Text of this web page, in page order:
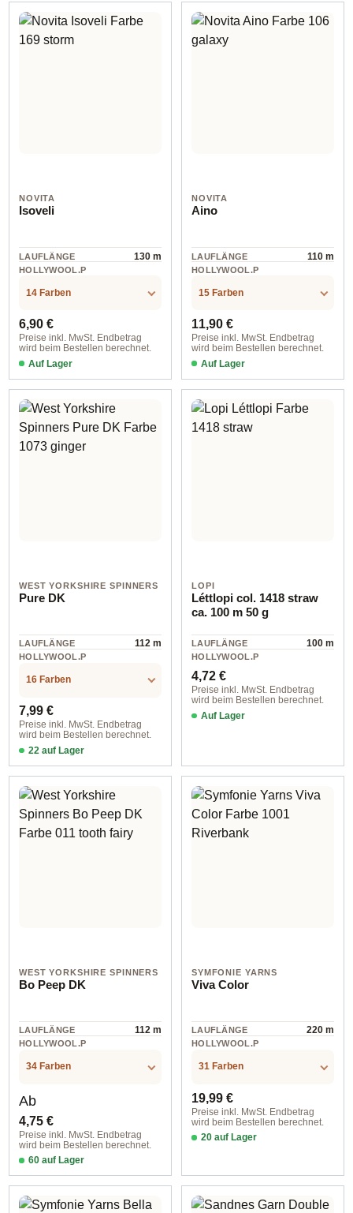
NOVITA
Isoveli
LAUFLÄNGE 130 m
HOLLYWOOL.P
.LABEL.MATERI
14 Farben
Regulärer Preis:
6,90 €
Preise inkl. MwSt. Endbetrag
wird beim Bestellen berechnet.
Auf Lager
NOVITA
Aino
LAUFLÄNGE 110 m
HOLLYWOOL.P
.LABEL.MATERI
15 Farben
Regulärer Preis:
11,90 €
Preise inkl. MwSt. Endbetrag
wird beim Bestellen berechnet.
Auf Lager
WEST YORKSHIRE SPINNERS
Pure DK
LAUFLÄNGE 112 m
HOLLYWOOL.P
.LABEL.MATERI
16 Farben
Regulärer Preis:
7,99 €
Preise inkl. MwSt. Endbetrag
wird beim Bestellen berechnet.
Auf Lager
Farbe 194 river
LOPI
Léttlopi col. 1418 straw
ca. 100 m 50 g
LAUFLÄNGE 100 m
HOLLYWOOL.P
.LABEL.MATERI
AL
Regulärer Preis:
4,72 €
Preise inkl. MwSt. Endbetrag
wird beim Bestellen berechnet.
Auf Lager
WEST YORKSHIRE SPINNERS
Bo Peep DK
LAUFLÄNGE 112 m
HOLLYWOOL.P
.LABEL.MATERI
34 Farben
Regulärer Preis:
Ab
4,75 €
Preise inkl. MwSt. Endbetrag
wird beim Bestellen berechnet.
60 auf Lager
col. 269 piglet / ca. 112 m
SYMFONIE YARNS
Viva Color
LAUFLÄNGE 220 m
HOLLYWOOL.P
.LABEL.MATERI
31 Farben
Regulärer Preis:
19,99 €
Preise inkl. MwSt. Endbetrag
wird beim Bestellen berechnet.
20 auf Lager